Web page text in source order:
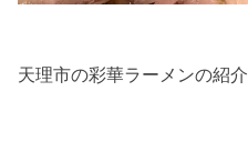
天理市の彩華ラーメンの紹介